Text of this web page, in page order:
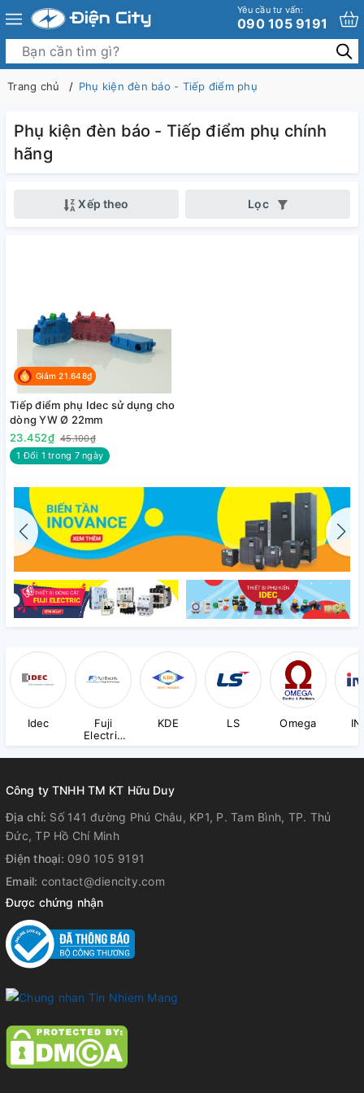
Yêu cầu tư vấn:
090 105 9191
Trang chủ Phụ kiện đèn báo - Tiếp điểm phụ
Phụ kiện đèn báo - Tiếp điểm phụ chính
hãng
Xếp theo Lọc
Giảm 21.648₫
Tiếp điểm phụ Idec sử dụng cho
dòng YW Ø 22mm
23.452₫ 45.100₫
1 Đổi 1 trong 7 ngày
Idec
Fuji
Electric
(ED&C)
KDE LS Omega
Công ty TNHH TM KT Hữu Duy
Địa chỉ: Số 141 đường Phú Châu, KP1, P. Tam Bình, TP. Thủ
Đức, TP Hồ Chí Minh
Điện thoại: 090 105 9191
Email: contact@diencity.com
Được chứng nhận